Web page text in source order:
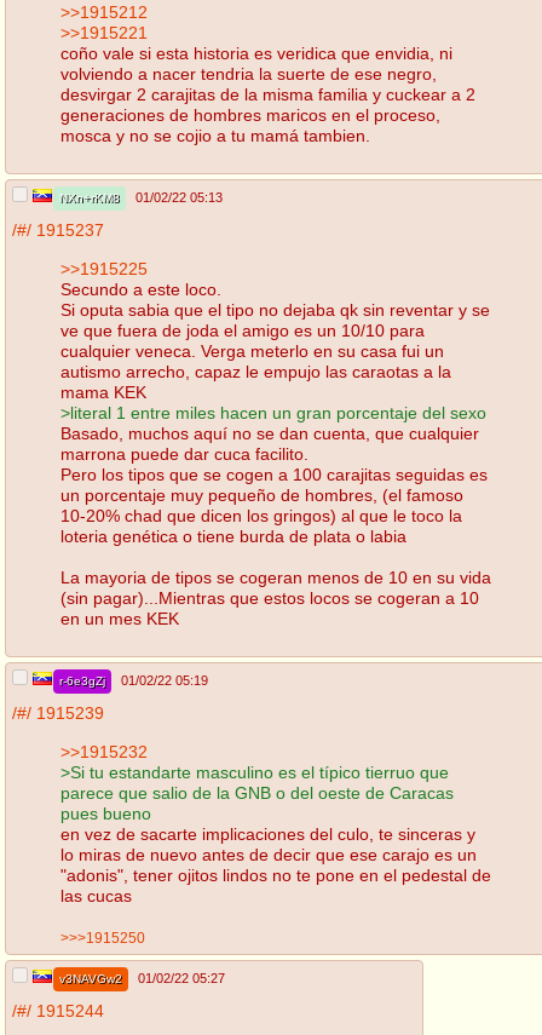
>>1915212
>>1915221
coño vale si esta historia es veridica que envidia, ni
volviendo a nacer tendria la suerte de ese negro,
desvirgar 2 carajitas de la misma familia y cuckear a 2
generaciones de hombres maricos en el proceso,
mosca y no se cojio a tu mamá tambien.
NXn+rKM8 01/02/22 05:13
/#/ 1915237
>>1915225
Secundo a este loco.
Si oputa sabia que el tipo no dejaba qk sin reventar y se
ve que fuera de joda el amigo es un 10/10 para
cualquier veneca. Verga meterlo en su casa fui un
autismo arrecho, capaz le empujo las caraotas a la
mama KEK
>literal 1 entre miles hacen un gran porcentaje del sexo
Basado, muchos aquí no se dan cuenta, que cualquier
marrona puede dar cuca facilito.
Pero los tipos que se cogen a 100 carajitas seguidas es
un porcentaje muy pequeño de hombres, (el famoso
10-20% chad que dicen los gringos) al que le toco la
loteria genética o tiene burda de plata o labia
La mayoria de tipos se cogeran menos de 10 en su vida
(sin pagar)...Mientras que estos locos se cogeran a 10
en un mes KEK
r-6e3gZj 01/02/22 05:19
/#/ 1915239
>>1915232
>Si tu estandarte masculino es el típico tierruo que
parece que salio de la GNB o del oeste de Caracas
pues bueno
en vez de sacarte implicaciones del culo, te sinceras y
lo miras de nuevo antes de decir que ese carajo es un
"adonis", tener ojitos lindos no te pone en el pedestal de
las cucas
>>>1915250
v3NAVGw2 01/02/22 05:27
/#/ 1915244